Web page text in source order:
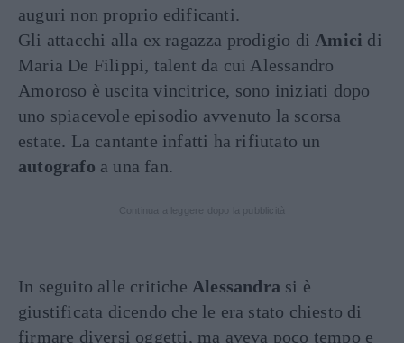
auguri non proprio edificanti.
Gli attacchi alla ex ragazza prodigio di Amici di
Maria De Filippi, talent da cui Alessandro
Amoroso è uscita vincitrice, sono iniziati dopo
uno spiacevole episodio avvenuto la scorsa
estate. La cantante infatti ha rifiutato un
autografo a una fan.
In seguito alle critiche Alessandra si è
giustificata dicendo che le era stato chiesto di
firmare diversi oggetti, ma aveva poco tempo e